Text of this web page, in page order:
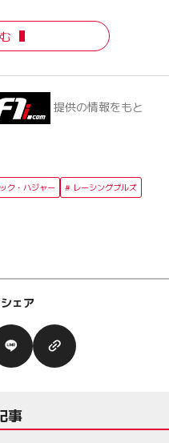
提供の情報をもと
ク・ハジャー レーシングブルズ
ェア
事